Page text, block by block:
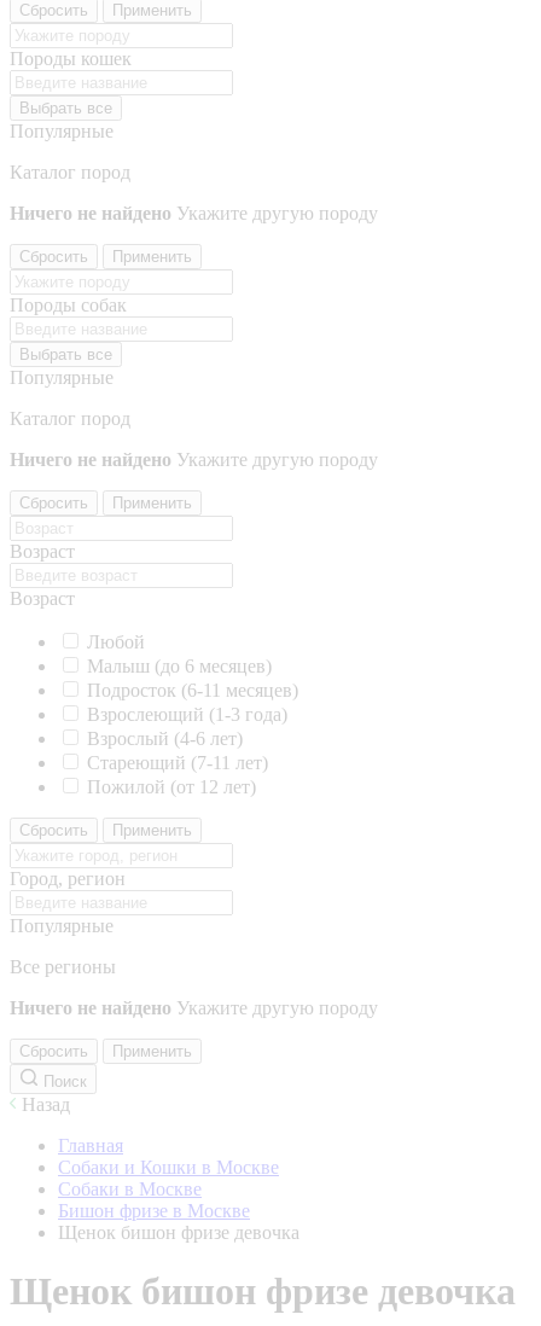
Сбросить Применить
Породы кошек
Выбрать все
Популярные
Каталог пород
Ничего не найдено Укажите другую породу
Сбросить Применить
Породы собак
Выбрать все
Популярные
Каталог пород
Ничего не найдено Укажите другую породу
Сбросить Применить
Возраст
Возраст
Любой
Малыш (до 6 месяцев)
Подросток (6-11 месяцев)
Взрослеющий (1-3 года)
Взрослый (4-6 лет)
Стареющий (7-11 лет)
Пожилой (от 12 лет)
Сбросить Применить
Город, регион
Популярные
Все регионы
Ничего не найдено Укажите другую породу
Сбросить
Применить
Поиск
Назад
Главная
Собаки и Кошки в Москве
Собаки в Москве
Бишон фризе в Москве
Щенок бишон фризе девочка
Щенок бишон фризе девочка